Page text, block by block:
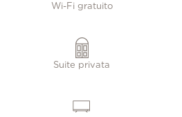
Wi-Fi gratuito
Suite privata